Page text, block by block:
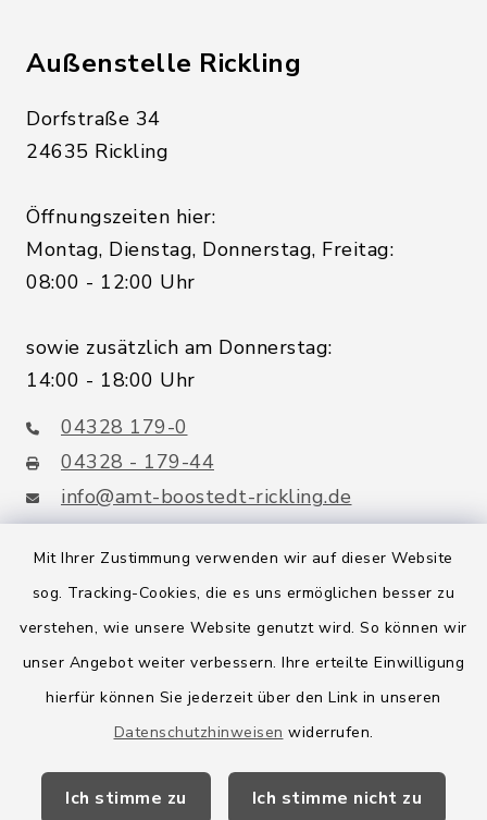
Mit Ihrer Zustimmung verwenden wir auf dieser Website
sog. Tracking-Cookies, die es uns ermöglichen besser zu
verstehen, wie unsere Website genutzt wird. So können wir
unser Angebot weiter verbessern. Ihre erteilte Einwilligung
hierfür können Sie jederzeit über den Link in unseren
Datenschutzhinweisen widerrufen.
Ich stimme zu Ich stimme nicht zu
Außenstelle Rickling
Dorfstraße 34
24635 Rickling
Öffnungszeiten hier:
Montag, Dienstag, Donnerstag, Freitag:
08:00 - 12:00 Uhr
sowie zusätzlich am Donnerstag:
14:00 - 18:00 Uhr
04328 179-0
04328 - 179-44
info@amt-boostedt-rickling.de
Quicklinks
Amt Boostedt-Rickling
Amtsbroschüre
Wege-Zweckverband